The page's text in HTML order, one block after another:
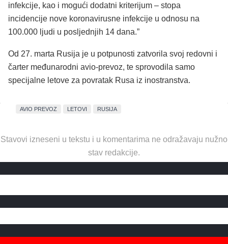
infekcije, kao i mogući dodatni kriterijum – stopa
incidencije nove koronavirusne infekcije u odnosu na
100.000 ljudi u posljednjih 14 dana.”
Od 27. marta Rusija je u potpunosti zatvorila svoj redovni i
čarter međunarodni avio-prevoz, te sprovodila samo
specijalne letove za povratak Rusa iz inostranstva.
AVIO PREVOZ LETOVI RUSIJA
Stavovi izneseni u tekstu i u komentarima ne odražavaju nužno
stav redakcije.